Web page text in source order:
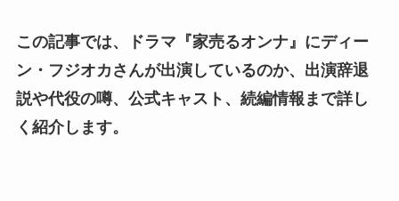
この記事では、ドラマ『家売るオンナ』にディー
ン・フジオカさんが出演しているのか、出演辞退
説や代役の噂、公式キャスト、続編情報まで詳し
く紹介します。